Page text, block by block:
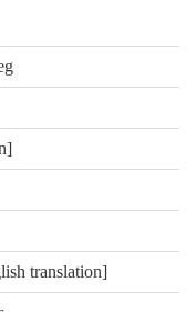
translation]